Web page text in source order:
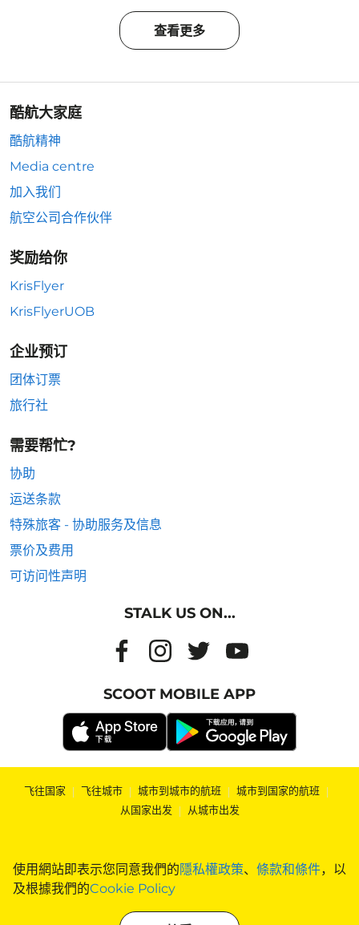
使用網站即表示您同意我們的隱私權政策、 條款和條件，以
及根據我們的Cookie Policy
查看更多
酷航大家庭
酷航精神
Media centre
加入我们
航空公司合作伙伴
奖励给你
KrisFlyer
KrisFlyerUOB
企业预订
团体订票
旅行社
需要帮忙?
协助
运送条款
特殊旅客 - 协助服务及信息
票价及费用
可访问性声明
STALK US ON...
SCOOT MOBILE APP
飞往国家 | 飞往城市 | 城市到城市的航班 | 城市到国家的航班 |
从国家出发 | 从城市出发